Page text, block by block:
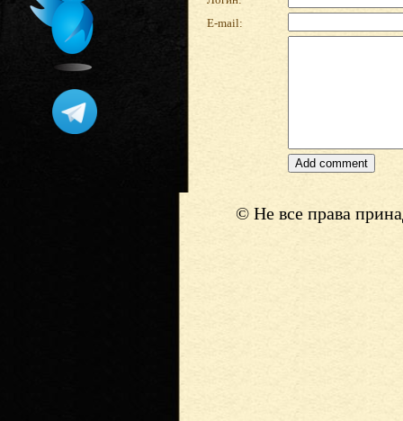
E-mail:
© Не все права